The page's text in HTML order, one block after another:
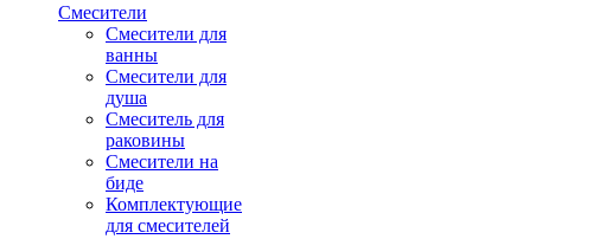
Смесители
Смесители для
ванны
Смесители для
душа
Смеситель для
раковины
Смесители на
биде
Комплектующие
для смесителей